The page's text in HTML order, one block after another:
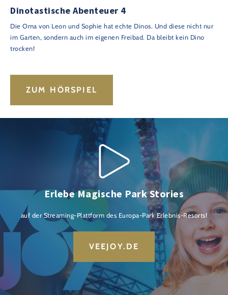
Dinotastische Abenteuer 4
Die Oma von Leon und Sophie hat echte Dinos. Und diese nicht nur
im Garten, sondern auch im eigenen Freibad. Da bleibt kein Dino
trocken!
ZUM HÖRSPIEL
Erlebe Magische Park Stories
auf der Streaming-Plattform des Europa-Park Erlebnis-Resorts!
VEEJOY.DE